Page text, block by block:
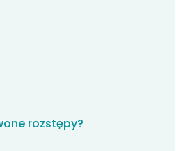
rozstępy?